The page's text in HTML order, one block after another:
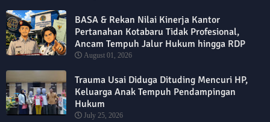
BASA & Rekan Nilai Kinerja Kantor
Pertanahan Kotabaru Tidak Profesional,
Ancam Tempuh Jalur Hukum hingga RDP
August 01, 2026
Trauma Usai Diduga Dituding Mencuri HP,
Keluarga Anak Tempuh Pendampingan
Hukum
July 25, 2026